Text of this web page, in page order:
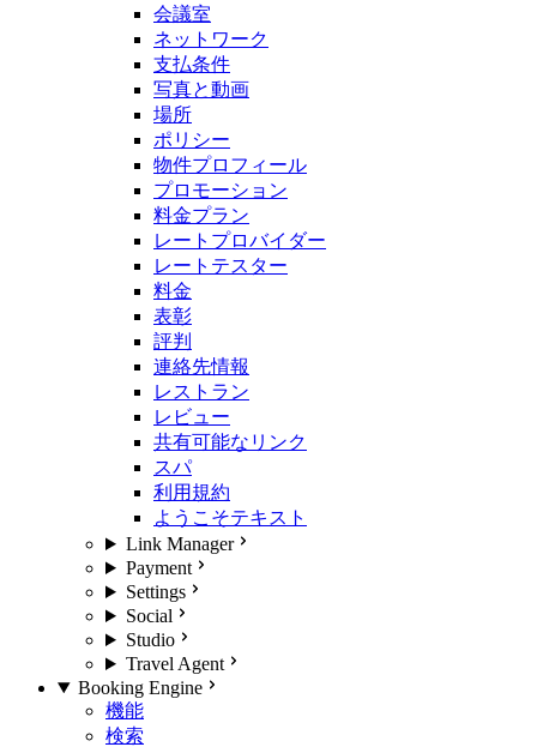
会議室
ネットワーク
支払条件
写真と動画
場所
ポリシー
物件プロフィール
プロモーション
料金プラン
レートプロバイダー
レートテスター
料金
表彰
評判
連絡先情報
レストラン
レビュー
共有可能なリンク
スパ
利用規約
ようこそテキスト
Link Manager
Payment
Settings
Social
Studio
Travel Agent
Booking Engine
機能
検索